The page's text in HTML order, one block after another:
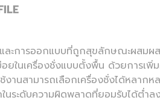
ะการออกแบบที่ถูกสุขลักษณะผสมผส
ในเครื่องชั่งแบบตั้งพื้น ด้วยการเพิ่ม
งานสามารถเลือกเครื่องชั่งได้หล
ในระดับความผิดพลาดที่ยอมรับได้ต่